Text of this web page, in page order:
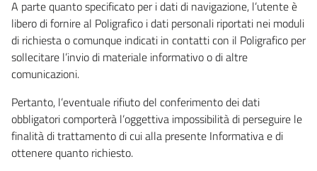
A parte quanto specificato per i dati di navigazione, l’utente è
libero di fornire al Poligrafico i dati personali riportati nei moduli
di richiesta o comunque indicati in contatti con il Poligrafico per
sollecitare l’invio di materiale informativo o di altre
comunicazioni.
Pertanto, l’eventuale rifiuto del conferimento dei dati
obbligatori comporterà l’oggettiva impossibilità di perseguire le
finalità di trattamento di cui alla presente Informativa e di
ottenere quanto richiesto.